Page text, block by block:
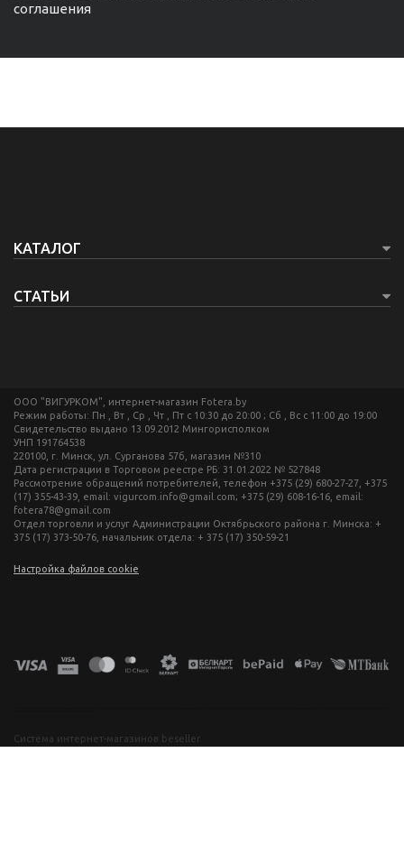
соглашения
КАТАЛОГ
СТАТЬИ
ООО "ВИГУРКОМ", интернет-магазин Fotera.by
Режим работы: Пн , Вт , Ср , Чт , Пт c 10:30 до 20:00 ; Сб , Вс c 11:00 до 19:00
Свидетельство выдано 13.09.2012 Мингорисполком
УНП 191764538
220100, г. Минск, ул. Сурганова 57б, магазин №310
Дата регистрации в Торговом реестре РБ: 31.01.2022 № 527848
Рассмотрение обращений потребителей, телефон +375 (29) 680-27-27, +375
(17) 355-43-39, email: vigurcom.info@gmail.com; +375 (29) 608-16-16, email:
fotera78@gmail.com
Отдел торговли и услуг Администрации Октябрьского района г. Минска: +
375 (17) 373-50-76, начальник отдела: + 375 (17) 350-59-21
Настройка файлов cookie
Система интернет-магазинов beseller